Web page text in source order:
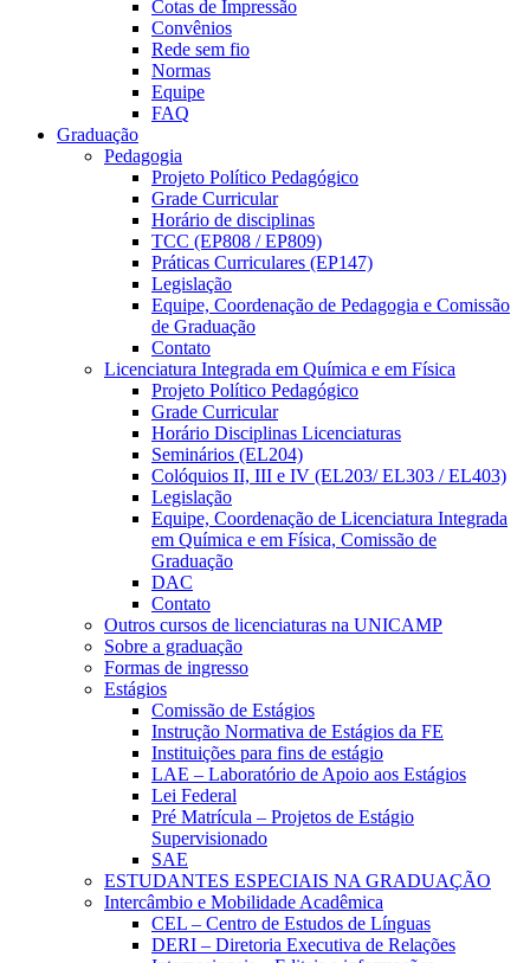
Cotas de Impressão
Convênios
Rede sem fio
Normas
Equipe
FAQ
Graduação
Pedagogia
Projeto Político Pedagógico
Grade Curricular
Horário de disciplinas
TCC (EP808 / EP809)
Práticas Curriculares (EP147)
Legislação
Equipe, Coordenação de Pedagogia e Comissão
de Graduação
Contato
Licenciatura Integrada em Química e em Física
Projeto Político Pedagógico
Grade Curricular
Horário Disciplinas Licenciaturas
Seminários (EL204)
Colóquios II, III e IV (EL203/ EL303 / EL403)
Legislação
Equipe, Coordenação de Licenciatura Integrada
em Química e em Física, Comissão de
Graduação
DAC
Contato
Outros cursos de licenciaturas na UNICAMP
Sobre a graduação
Formas de ingresso
Estágios
Comissão de Estágios
Instrução Normativa de Estágios da FE
Instituições para fins de estágio
LAE – Laboratório de Apoio aos Estágios
Lei Federal
Pré Matrícula – Projetos de Estágio
Supervisionado
SAE
ESTUDANTES ESPECIAIS NA GRADUAÇÃO
Intercâmbio e Mobilidade Acadêmica
CEL – Centro de Estudos de Línguas
DERI – Diretoria Executiva de Relações